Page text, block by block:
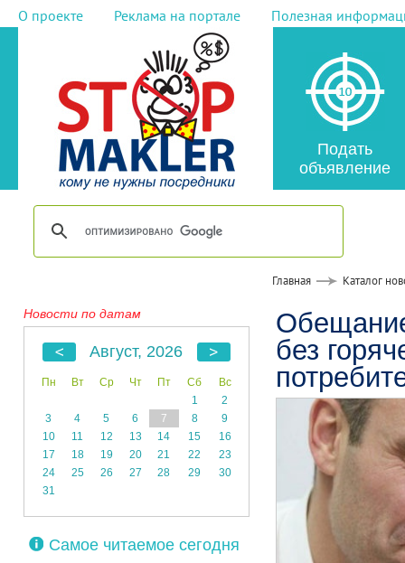
О проекте Реклама на портале Полезная
Подать
объявление
Главная Каталог
Новости по датам
Август, 2026
Пн Вт Ср Чт Пт Сб
Вс
1
2
3
4 5 6 7 8
9
10
11 12 13 14 15
16
17
18 19 20 21 22
23
24
25 26 27 28 29
30
31
Самое читаемое сегодня
без